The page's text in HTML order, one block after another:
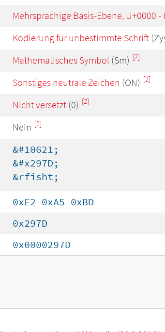
Mehrsprachige Basis-Ebene, U+0000 -
Kodierung für unbestimmte Schrift
Mathematisches Symbol (Sm) [2]
Sonstiges neutrale Zeichen (ON) [2]
Nicht versetzt (0) [2]
Nein [2]
&#10621;
&#x297D;
&rfisht;
0xE2 0xA5 0xBD
0x297D
0x0000297D